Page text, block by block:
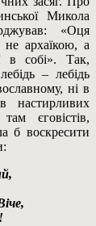
Микола
«Оця
не архаїкою, а
в собі». Так,
– лебідь
ні в
настирливих
єговістів,
б воскресити